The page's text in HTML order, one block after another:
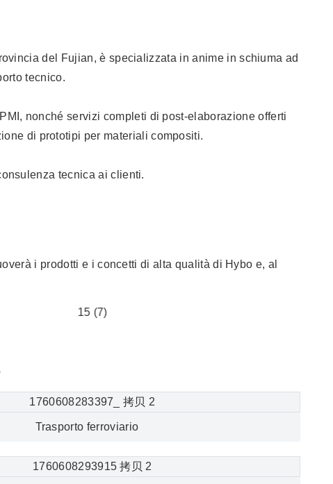
del Fujian, è specializzata in anime in schiuma ad
tecnico.
nonché servizi completi di post-elaborazione offerti
di prototipi per materiali compositi.
tecnica ai clienti.
i prodotti e i concetti di alta qualità di Hybo e, al
Trasporto ferroviario